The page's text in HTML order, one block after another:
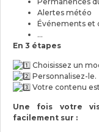
Alertes météo
Événements et
…
En 3 étapes
Choisissez un
Personnalisez-le.
Votre contenu
Une fois votre
facilement sur :